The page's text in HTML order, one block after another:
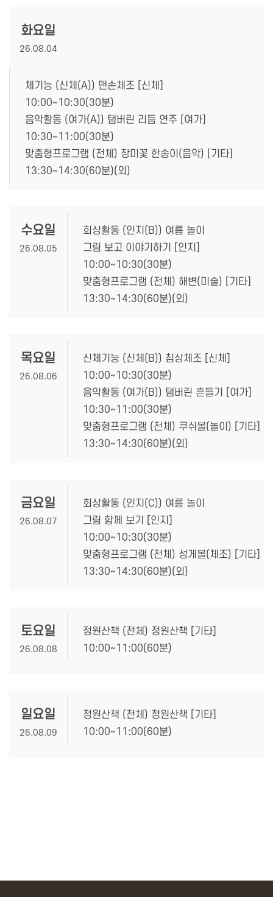
화요일
26.08.04
체기능 (신체(A)) 맨손체조 [신체]
10:00~10:30(30분)
음악활동 (여가(A)) 탬버린 리듬 연주 [여가]
10:30~11:00(30분)
맞춤형프로그램 (전체) 장미꽃 한송이(음악) [기타]
13:30~14:30(60분)(외)
수요일
26.08.05
회상활동 (인지(B)) 여름 놀이
그림 보고 이야기하기 [인지]
10:00~10:30(30분)
맞춤형프로그램 (전체) 해변(미술) [기타]
13:30~14:30(60분)(외)
목요일
26.08.06
신체기능 (신체(B)) 침상체조 [신체]
10:00~10:30(30분)
음악활동 (여가(B)) 탬버린 흔들기 [여가]
10:30~11:00(30분)
맞춤형프로그램 (전체) 쿠쉬볼(놀이) [기타]
13:30~14:30(60분)(외)
금요일
26.08.07
회상활동 (인지(C)) 여름 놀이
그림 함께 보기 [인지]
10:00~10:30(30분)
맞춤형프로그램 (전체) 성게볼(체조) [기타]
13:30~14:30(60분)(외)
토요일
26.08.08
정원산책 (전체) 정원산책 [기타]
10:00~11:00(60분)
일요일
26.08.09
정원산책 (전체) 정원산책 [기타]
10:00~11:00(60분)